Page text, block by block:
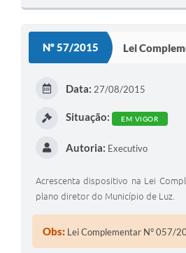
Nº 57/2015 Lei
Data: 27/08/2015
Situação: EM VIGOR
Autoria: Executivo
Acrescenta dispositivo na Lei
plano diretor do Município de Luz.
Obs: Lei Complementar N° 057/